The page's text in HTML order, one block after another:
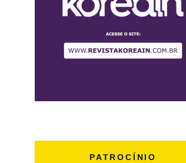
PATROCÍNIO